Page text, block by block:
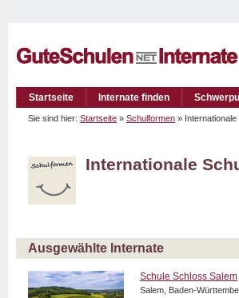
Startseite Internate finden
Sie sind hier: Startseite » Schulformen » Internationale
Internationale
Ausgewählte Internate
Schule Schloss Salem
Salem, Baden-